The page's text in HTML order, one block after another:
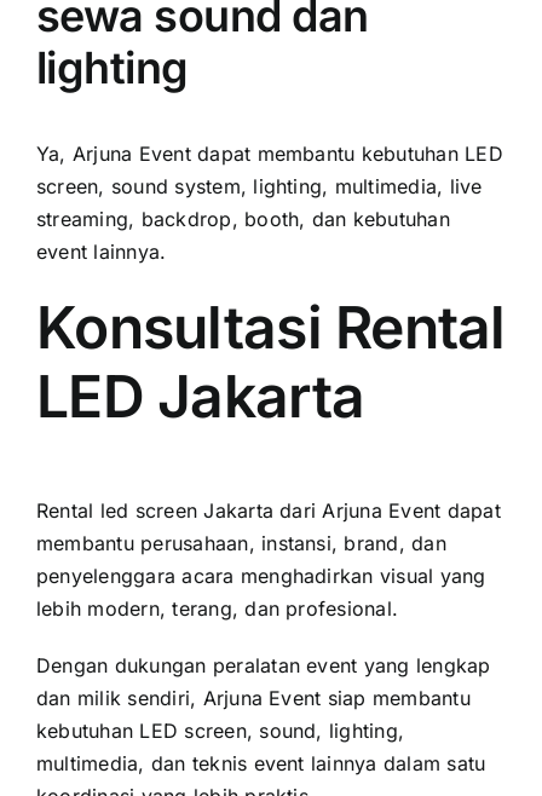
sewa sound dan
lighting
Ya, Arjuna Event dapat membantu kebutuhan LED
screen, sound system, lighting, multimedia, live
streaming, backdrop, booth, dan kebutuhan
event lainnya.
Konsultasi Rental
LED Jakarta
Rental led screen Jakarta dari Arjuna Event dapat
membantu perusahaan, instansi, brand, dan
penyelenggara acara menghadirkan visual yang
lebih modern, terang, dan profesional.
Dengan dukungan peralatan event yang lengkap
dan milik sendiri, Arjuna Event siap membantu
kebutuhan LED screen, sound, lighting,
multimedia, dan teknis event lainnya dalam satu